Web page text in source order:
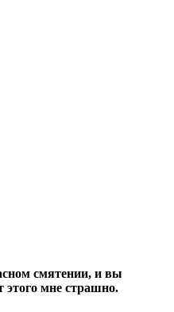
смятении, и вы
этого мне страшно.